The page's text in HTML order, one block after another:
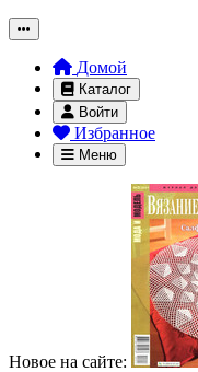
Домой
Каталог
Войти
Избранное
Меню
Новое на сайте: